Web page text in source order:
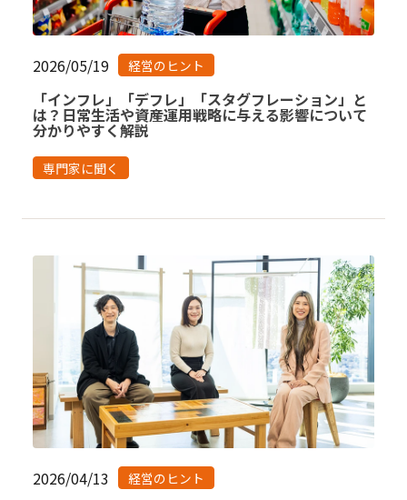
2026/05/19 経営のヒント
「インフレ」「デフレ」「スタグフレーション」と
は？日常生活や資産運用戦略に与える影響について
分かりやすく解説
専門家に聞く
2026/04/13 経営のヒント